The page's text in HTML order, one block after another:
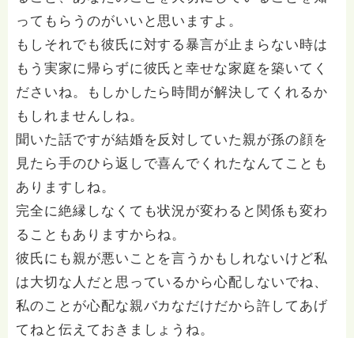
ってもらうのがいいと思いますよ。
もしそれでも彼氏に対する暴言が止まらない時は
もう実家に帰らずに彼氏と幸せな家庭を築いてく
ださいね。もしかしたら時間が解決してくれるか
もしれませんしね。
聞いた話ですが結婚を反対していた親が孫の顔を
見たら手のひら返しで喜んでくれたなんてことも
ありますしね。
完全に絶縁しなくても状況が変わると関係も変わ
ることもありますからね。
彼氏にも親が悪いことを言うかもしれないけど私
は大切な人だと思っているから心配しないでね、
私のことが心配な親バカなだけだから許してあげ
てねと伝えておきましょうね。